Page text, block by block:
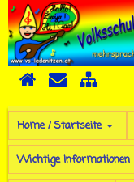
Home / Startseite
Wichtige Informationen